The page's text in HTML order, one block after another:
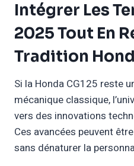
Intégrer Les
2025 Tout En
Tradition
Si la Honda CG125 reste
mécanique classique,
vers des innovations
Ces avancées peuvent
sans dénaturer la